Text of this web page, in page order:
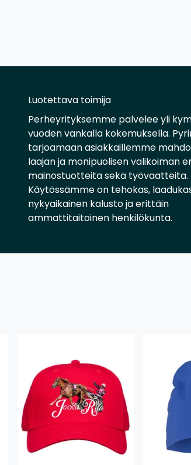
Luotettava toimija
Perheyrityksemme palvelee yli
vuoden vankalla kokemuksella.
tarjoamaan asiakkaillemme
laajan ja monipuolisen valikoiman
mainostuotteita sekä työvaatteita.
Käytössämme on tehokas,
nykyaikainen kalusto ja erittäin
ammattitaitoinen henkilökunta.